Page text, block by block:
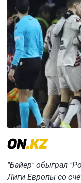
"Байер" обыграл
Лиги Европы со